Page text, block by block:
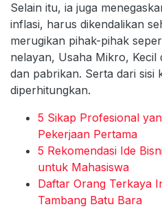
Selain itu, ia juga
inflasi, harus dikendalikan
merugikan pihak-pihak
nelayan, Usaha Mikro,
dan pabrikan. Serta dari sisi
diperhitungkan.
5 Sikap Profesional
Pekerjaan Pertama
5 Rekomendasi Ide
untuk Mahasiswa
Daftar Orang Terkaya
Tambang Batu Bara